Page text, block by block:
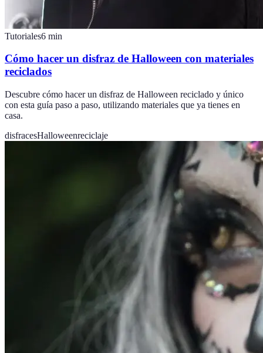
Tutoriales6 min
Cómo hacer un disfraz de Halloween con materiales
reciclados
Descubre cómo hacer un disfraz de Halloween reciclado y único
con esta guía paso a paso, utilizando materiales que ya tienes en
casa.
disfracesHalloweenreciclaje